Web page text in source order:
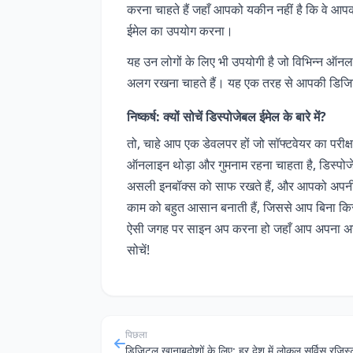
करना चाहते हैं जहाँ आपको यकीन नहीं है कि वे
ईमेल का उपयोग करना।
यह उन लोगों के लिए भी उपयोगी है जो विभिन्न
अलग रखना चाहते हैं। यह एक तरह से आपकी
निष्कर्ष: क्यों सोचें डिस्पोजेबल ईमेल के बारे में?
तो, चाहे आप एक डेवलपर हों जो सॉफ्टवेयर का
ऑनलाइन थोड़ा और गुमनाम रहना चाहता है,
असली इनबॉक्स को साफ रखते हैं, और आपको
काम को बहुत आसान बनाती हैं, जिससे आप बिना
ऐसी जगह पर साइन अप करना हो जहाँ आप अपना
सोचें!
पिछला